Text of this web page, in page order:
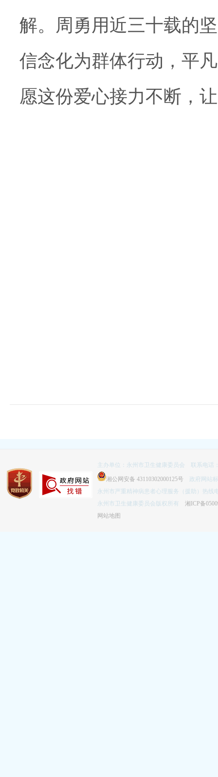
解。周勇用近三十载的
信念化为群体行动，平
愿这份爱心接力不断，
主办单位：永州市卫生健康委员会 联系电话
湘公网安备 43110302000125号 政府网站标
永州市严重精神病患者心理服务（援助）热线
永州市卫生健康委员会版权所有 湘ICP备
网站地图